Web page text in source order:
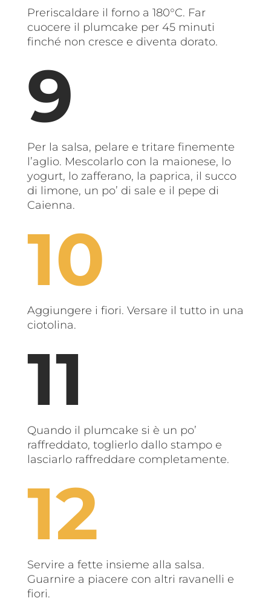
Preriscaldare il forno a 180°C. Far
cuocere il plumcake per 45 minuti
finché non cresce e diventa dorato.
Per la salsa, pelare e tritare finemente
l’aglio. Mescolarlo con la maionese, lo
yogurt, lo zafferano, la paprica, il succo
di limone, un po’ di sale e il pepe di
Caienna.
Aggiungere i fiori. Versare il tutto in una
ciotolina.
Quando il plumcake si è un po’
raffreddato, toglierlo dallo stampo e
lasciarlo raffreddare completamente.
Servire a fette insieme alla salsa.
Guarnire a piacere con altri ravanelli e
fiori.